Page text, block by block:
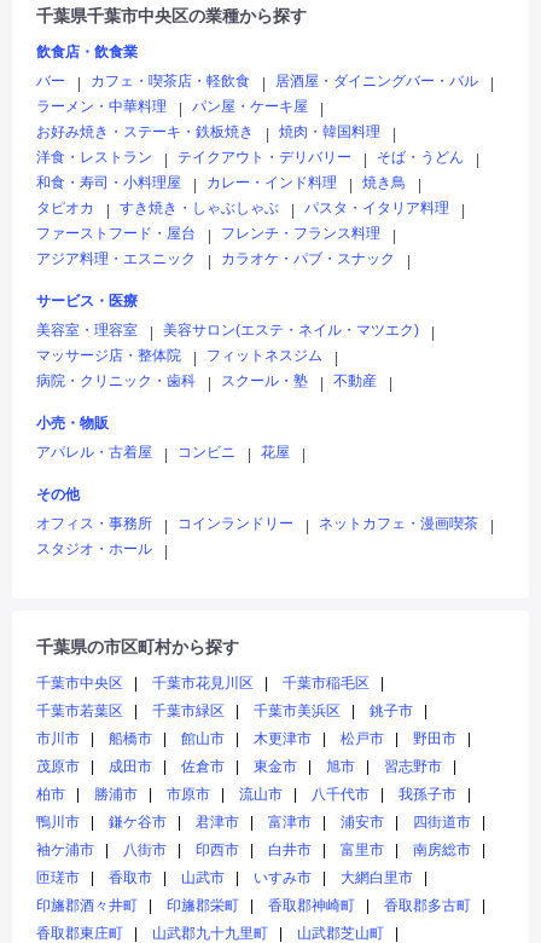
千葉県千葉市中央区の業種から探す
飲食店・飲食業
バー
カフェ・喫茶店・軽飲食 居酒屋・ダイニングバー・バル
ラーメン・中華料理
パン屋・ケーキ屋
お好み焼き・ステーキ・鉄板焼き
焼肉・韓国料理
洋食・レストラン
テイクアウト・デリバリー そば・うどん
和食・寿司・小料理屋
カレー・インド料理 焼き鳥
タピオカ
すき焼き・しゃぶしゃぶ パスタ・イタリア料理
ファーストフード・屋台
フレンチ・フランス料理
アジア料理・エスニック
カラオケ・パブ・スナック
サービス・医療
美容室・理容室
美容サロン(エステ・ネイル・マツエク)
マッサージ店・整体院
フィットネスジム
病院・クリニック・歯科
スクール・塾 不動産
小売・物販
アパレル・古着屋
コンビニ 花屋
その他
オフィス・事務所
コインランドリー ネットカフェ・漫画喫茶
スタジオ・ホール
千葉県の市区町村から探す
千葉市中央区 千葉市花見川区
千葉市稲毛区
千葉市若葉区
千葉市緑区 千葉市美浜区
銚子市
市川市
船橋市 館山市 木更津市 松戸市
野田市
茂原市
成田市 佐倉市 東金市 旭市
習志野市
柏市
勝浦市 市原市 流山市 八千代市
我孫子市
鴨川市
鎌ケ谷市 君津市 富津市 浦安市
四街道市
袖ケ浦市
八街市 印西市 白井市 富里市
南房総市
匝瑳市
香取市 山武市 いすみ市
大網白里市
印旛郡酒々井町
印旛郡栄町 香取郡神崎町
香取郡多古町
香取郡東庄町
山武郡九十九里町
山武郡芝山町